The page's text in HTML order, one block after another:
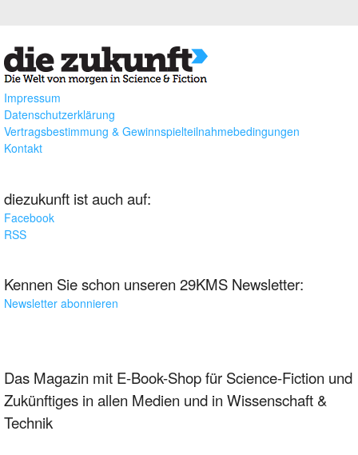
Impressum
Datenschutzerklärung
Vertragsbestimmung & Gewinnspielteilnahmebedingungen
Kontakt
diezukunft ist auch auf:
Facebook
RSS
Kennen Sie schon unseren 29KMS Newsletter:
Newsletter abonnieren
Das Magazin mit E-Book-Shop für Science-Fiction und
Zukünftiges in allen Medien und in Wissenschaft &
Technik